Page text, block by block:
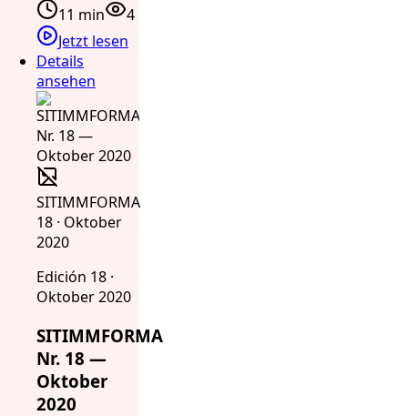
11 min
4
Jetzt lesen
Details
ansehen
SITIMMFORMA
18 · Oktober
2020
Edición 18 ·
Oktober 2020
SITIMMFORMA
Nr. 18 —
Oktober
2020